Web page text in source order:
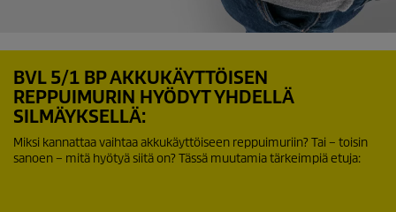
BVL 5/1 BP AKKUKÄYTTÖISEN
REPPUIMURIN HYÖDYT YHDELLÄ
SILMÄYKSELLÄ:
Miksi kannattaa vaihtaa akkukäyttöiseen reppuimuriin? Tai – toisin
sanoen – mitä hyötyä siitä on? Tässä muutamia tärkeimpiä etuja: